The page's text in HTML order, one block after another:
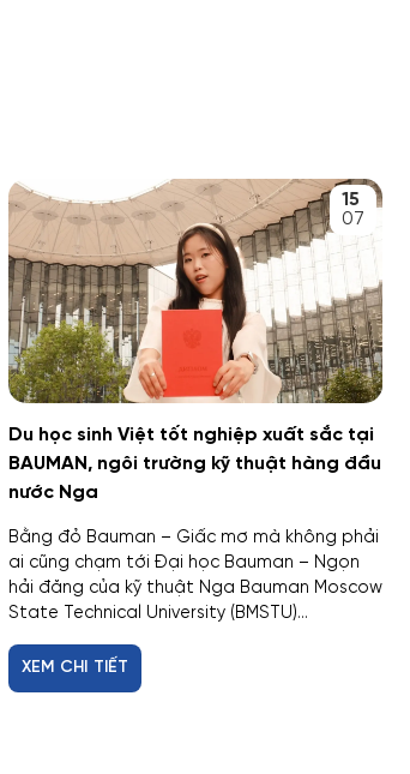
15
07
Du học sinh Việt tốt nghiệp xuất sắc tại
BAUMAN, ngôi trường kỹ thuật hàng đầu
nước Nga
Bằng đỏ Bauman – Giấc mơ mà không phải
ai cũng chạm tới Đại học Bauman – Ngọn
hải đăng của kỹ thuật Nga Bauman Moscow
State Technical University (BMSTU)...
XEM CHI TIẾT